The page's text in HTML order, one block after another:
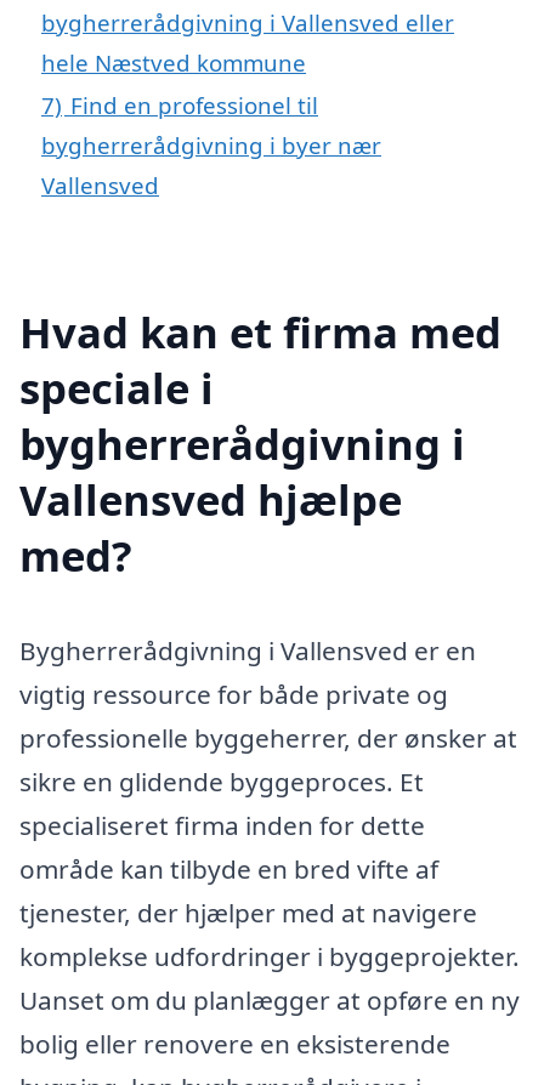
bygherrerådgivning i Vallensved eller
hele Næstved kommune
7) Find en professionel til
bygherrerådgivning i byer nær
Vallensved
Hvad kan et firma med
speciale i
bygherrerådgivning i
Vallensved hjælpe
med?
Bygherrerådgivning i Vallensved er en
vigtig ressource for både private og
professionelle byggeherrer, der ønsker at
sikre en glidende byggeproces. Et
specialiseret firma inden for dette
område kan tilbyde en bred vifte af
tjenester, der hjælper med at navigere
komplekse udfordringer i byggeprojekter.
Uanset om du planlægger at opføre en ny
bolig eller renovere en eksisterende